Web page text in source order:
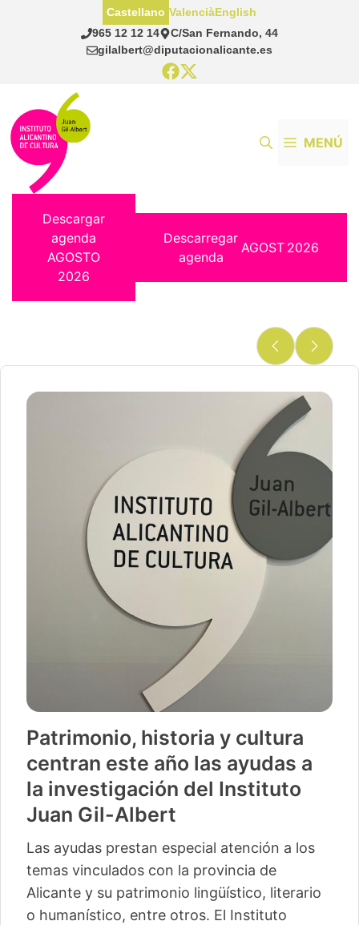
965 12 12 14
C/San Fernando, 44
gilalbert@diputacionalicante.es
Castellano ValenciàEnglish
MENÚ
Descargar
agenda
AGOSTO
2026
Descarregar
agenda
AGOST 2026
Patrimonio, historia y cultura
centran este año las ayudas a
la investigación del Instituto
Juan Gil-Albert
Las ayudas prestan especial atención a los
temas vinculados con la provincia de
Alicante y su patrimonio lingüístico, literario
o humanístico, entre otros. El Instituto